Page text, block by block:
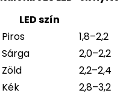
LED szín
Piros
1,8–2,2
Sárga
2,0–2,2
Zöld
2,2–2,4
Kék
2,8–3,2